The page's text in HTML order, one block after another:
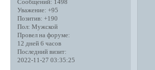
Сообщений: 1498
Уважение: +95
Позитив: +190
Пол: Мужской
Провел на форуме:
12 дней 6 часов
Последний визит:
2022-11-27 03:35:25